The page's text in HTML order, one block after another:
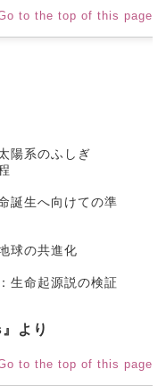
to the top of this page
陽系のふしぎ
誕生へ向けての準
球の共進化
生命起源説の検証
より
to the top of this page